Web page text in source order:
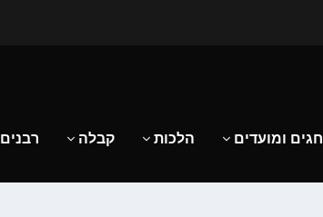
חגים ומועדים הלכות קבלה רבנים